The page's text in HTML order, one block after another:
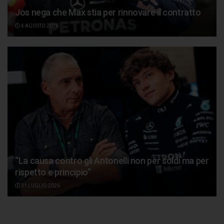
Jos nega che Max stia per rinnovare il contratto
4 AGOSTO 2026
“La causa contro gli Antonelli non per soldi ma per
rispetto e principio”
31 LUGLIO 2026